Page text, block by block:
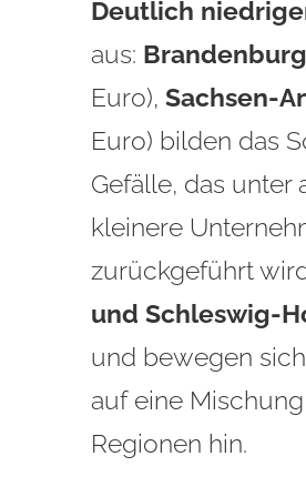
Deutlich
aus: Brandenburg
Euro), Sachsen-
Euro) bilden das
Gefälle, das unter
kleinere
zurückgeführt
und Schleswig-
und bewegen
auf eine
Regionen hin.